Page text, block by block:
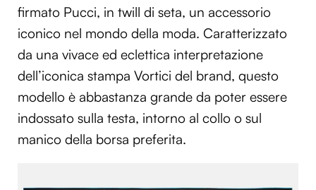
firmato Pucci, in twill di seta, un accessorio
iconico nel mondo della moda. Caratterizzato
da una vivace ed eclettica interpretazione
dell’iconica stampa Vortici del brand, questo
modello è abbastanza grande da poter essere
indossato sulla testa, intorno al collo o sul
manico della borsa preferita.